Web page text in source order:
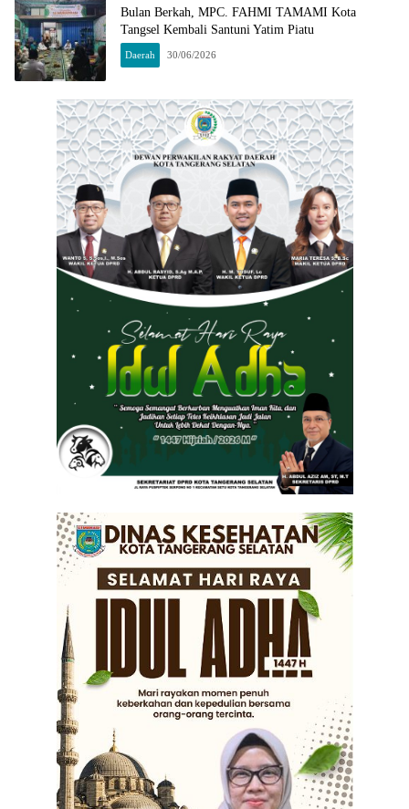
Bulan Berkah, MPC. FAHMI TAMAMI Kota
Tangsel Kembali Santuni Yatim Piatu
Daerah 30/06/2026